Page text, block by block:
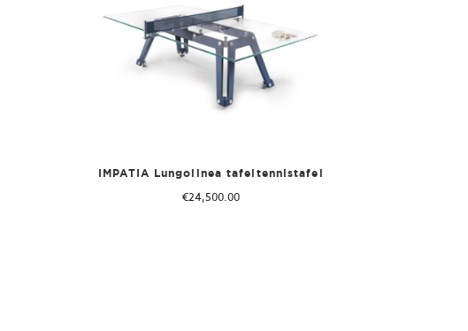
IMPATIA Lungolinea tafeltennistafel
€24,500.00